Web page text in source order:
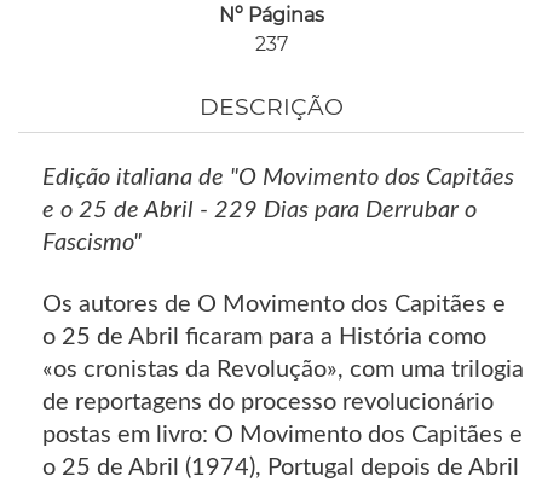
Nº Páginas
237
DESCRIÇÃO
Edição italiana de "O Movimento dos Capitães
e o 25 de Abril - 229 Dias para Derrubar o
Fascismo"
Os autores de O Movimento dos Capitães e
o 25 de Abril ficaram para a História como
«os cronistas da Revolução», com uma trilogia
de reportagens do processo revolucionário
postas em livro: O Movimento dos Capitães e
o 25 de Abril (1974), Portugal depois de Abril